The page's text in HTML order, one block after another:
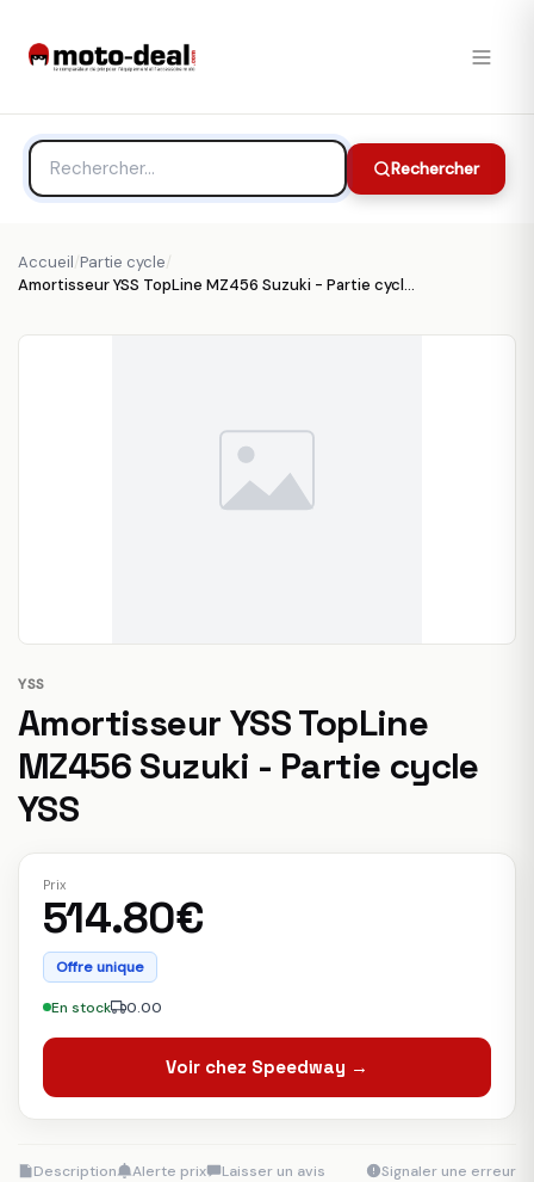
Rechercher
Accueil/Partie cycle/
Amortisseur YSS TopLine MZ456 Suzuki - Partie cycle YSS
YSS
Amortisseur YSS TopLine
MZ456 Suzuki - Partie cycle
YSS
Prix
514.80€
Offre unique
En stock 0.00
Voir chez Speedway →
Description Alerte prix Laisser un avis Signaler une erreur